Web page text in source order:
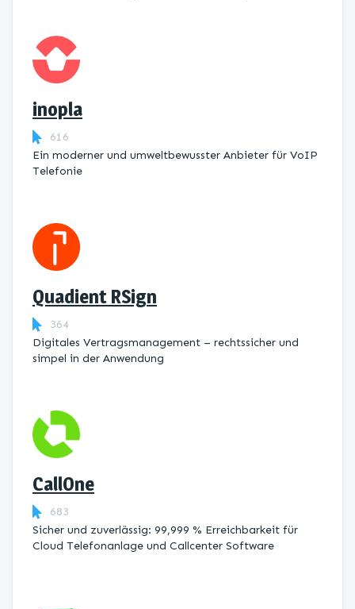
inopla
616
Ein moderner und umweltbewusster Anbieter für VoIP
Telefonie
Quadient RSign
364
Digitales Vertragsmanagement – rechtssicher und
simpel in der Anwendung
CallOne
683
Sicher und zuverlässig: 99,999 % Erreichbarkeit für
Cloud Telefonanlage und Callcenter Software